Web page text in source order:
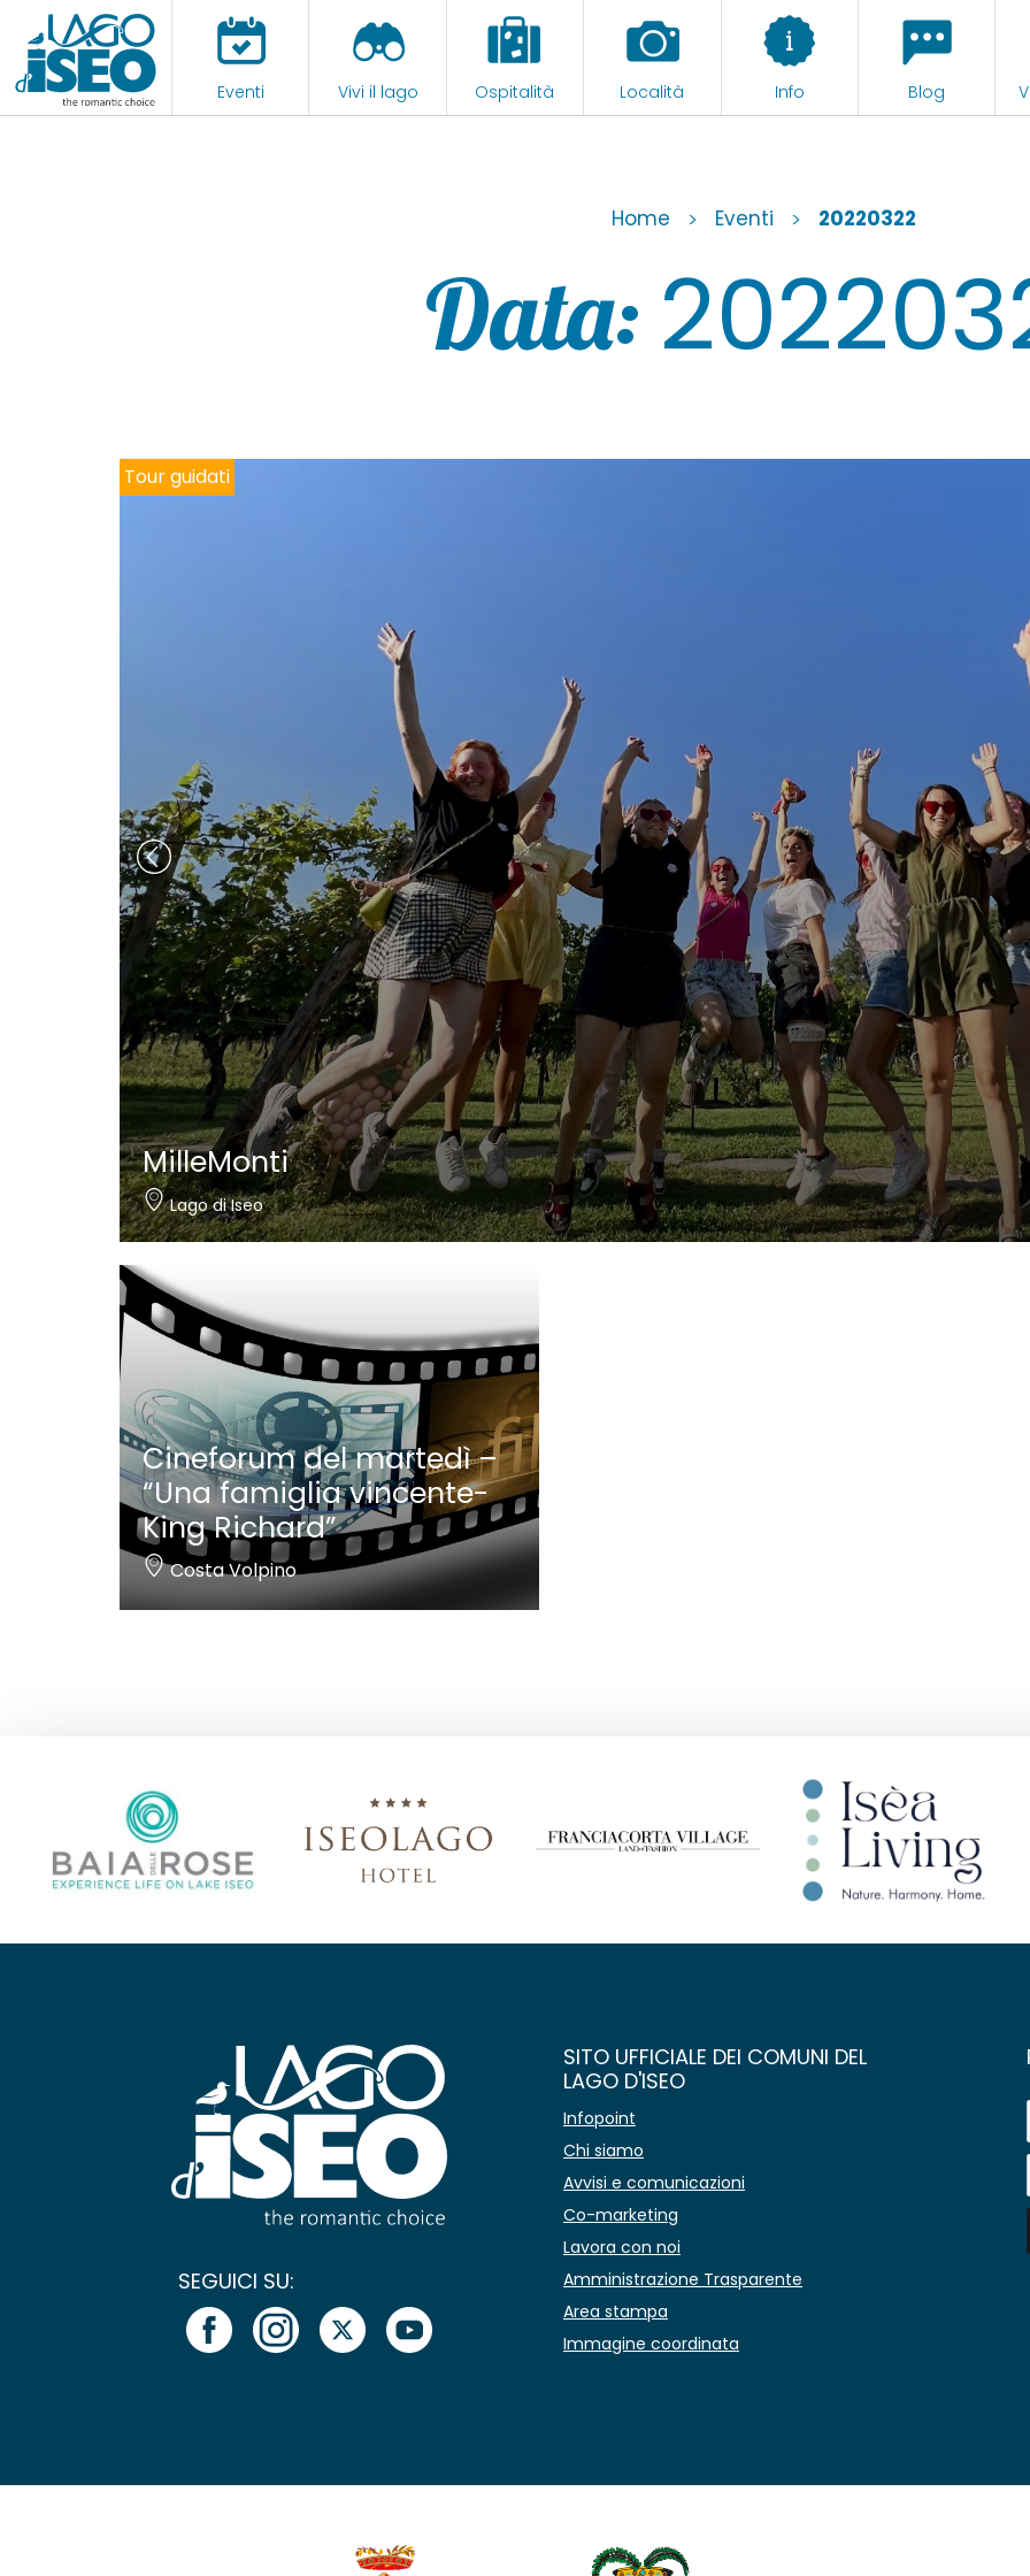
Eventi Vivi il lago Ospitalità Località Info Blog
Home > Eventi > 20220322
Data:
Tour guidati
MilleMonti
Lago di Iseo
Cineforum del martedì –
“Una famiglia vincente-
King Richard”
Costa Volpino
SEGUICI SU:
SITO UFFICIALE DEI COMUNI DEL
LAGO D'ISEO
Infopoint
Chi siamo
Avvisi e comunicazioni
Co-marketing
Lavora con noi
Amministrazione Trasparente
Area stampa
Immagine coordinata